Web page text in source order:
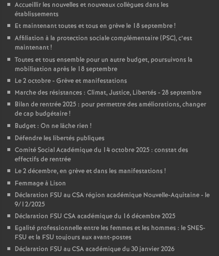
Accueillir les nouvelles et nouveaux collègues dans les
établissements
Et maintenant toutes et tous en grève le 18 septembre!
Affiliation à la protection sociale complémentaire (PSC), c’est
maintenant!
Toutes et tous ensemble pour un autre budget, poursuivons la
mobilisation après le 18 septembre
Le 2 octobre - Grève et manifestations
Marche des résistances : Climat, Justice, Libertés - 28 septembre
Bilan de rentrée 2025 : pour permettre des améliorations, changer
de cap budgétaire!
Budget : On ne lâche rien !
Défendre les libertés publiques
Comité Social Académique du 14 octobre 2025 : constat des
effectifs de rentrée
Le 2 décembre, en grève et dans les manifestations !
Femmage à Lison
Déclaration FSU au CSA région académique Nouvelle-Aquitaine - le
9/12/2025
Déclaration FSU CSA académique du 16 décembre 2025
Egalité professionnelle entre les femmes et les hommes : le SNES-
FSU et la FSU toujours aux avant-postes
Déclaration FSU au CSA académique du 30 janvier 2026